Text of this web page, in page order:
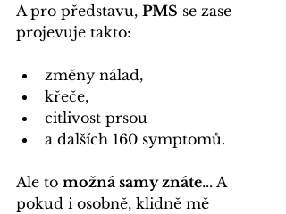
A pro představu, PMS se zase
projevuje takto:
změny nálad,
křeče,
citlivost prsou
a dalších 160 symptomů.
Ale to možná samy znáte... A
pokud i osobně, klidně mě